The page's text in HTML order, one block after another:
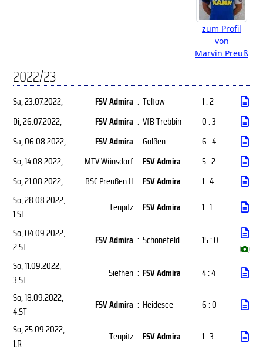
zum Profil
von
Marvin Preuß
2022/23
Sa, 23.07.2022, FSV Admira : Teltow
1 : 2
Di, 26.07.2022, FSV Admira : VfB Trebbin
0 : 3
Sa, 06.08.2022, FSV Admira : Golßen
6 : 4
So, 14.08.2022, MTV Wünsdorf : FSV Admira
5 : 2
So, 21.08.2022, BSC Preußen II : FSV Admira
1 : 4
So, 28.08.2022,
1.ST
Teupitz : FSV Admira
1 : 1
So, 04.09.2022,
2.ST
FSV Admira : Schönefeld 15 : 0
( )
So, 11.09.2022,
3.ST
Siethen : FSV Admira
4 : 4
So, 18.09.2022,
4.ST
FSV Admira : Heidesee
6 : 0
So, 25.09.2022,
1.R
Teupitz : FSV Admira
1 : 3